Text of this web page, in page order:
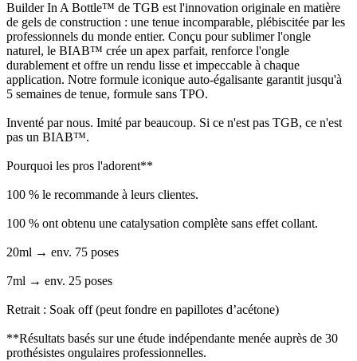
Builder In A Bottle™ de TGB est l'innovation originale en matière
de gels de construction : une tenue incomparable, plébiscitée par les
professionnels du monde entier. Conçu pour sublimer l'ongle
naturel, le BIAB™ crée un apex parfait, renforce l'ongle
durablement et offre un rendu lisse et impeccable à chaque
application. Notre formule iconique auto-égalisante garantit jusqu'à
5 semaines de tenue, formule sans TPO.
Inventé par nous. Imité par beaucoup. Si ce n'est pas TGB, ce n'est
pas un BIAB™.
Pourquoi les pros l'adorent**
100 % le recommande à leurs clientes.
100 % ont obtenu une catalysation complète sans effet collant.
20ml → env. 75 poses
7ml → env. 25 poses
Retrait : Soak off (peut fondre en papillotes d’acétone)
**Résultats basés sur une étude indépendante menée auprès de 30
prothésistes ongulaires professionnelles.